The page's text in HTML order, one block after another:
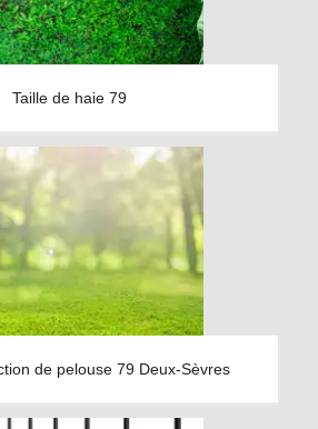
Taille de haie 79
de pelouse 79 Deux-Sèvres